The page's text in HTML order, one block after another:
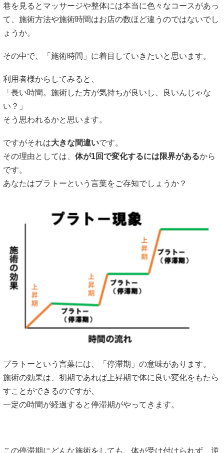
巷を見るとマッサージや整体には本当に色々なコースがあっ
て、施術方法や施術時間はお店の数ほど違うのではないでし
ょうか。
その中で、「施術時間」に着目していきたいと思います。
利用者様からしてみると、
「長い時間。施術した方が気持ちが良いし、良いんじゃな
い？」
そう思われるかと思います。
ですがそれは大きな間違いです。
その理由としては、 体が1回で変化するには限界があるから
です。
あなたはプラトーという言葉をご存知でしょうか？
プラトーという言葉には、「停滞期」の意味があります。
施術の効果は、初期であれば上昇期で体に良い変化をもたら
すことができるのですが、
一定の時間が経過すると停滞期がやってきます。
この停滞期にどんな施術をしても、体が受け付けられず、逆